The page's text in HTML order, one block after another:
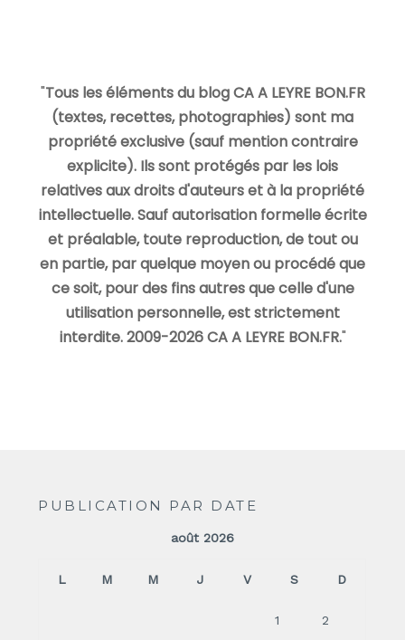
"Tous les éléments du blog CA A LEYRE BON.FR
(textes, recettes, photographies) sont ma
propriété exclusive (sauf mention contraire
explicite). Ils sont protégés par les lois
relatives aux droits d'auteurs et à la propriété
intellectuelle. Sauf autorisation formelle écrite
et préalable, toute reproduction, de tout ou
en partie, par quelque moyen ou procédé que
ce soit, pour des fins autres que celle d'une
utilisation personnelle, est strictement
interdite. 2009-2026 CA A LEYRE BON.FR."
PUBLICATION PAR DATE
août 2026
L M M J V S D
1 2